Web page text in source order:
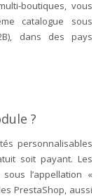
boutiques, vous
catalogue sous
dans des pays
?
personnalisables
soit payant. Les
l’appellation «
PrestaShop, aussi